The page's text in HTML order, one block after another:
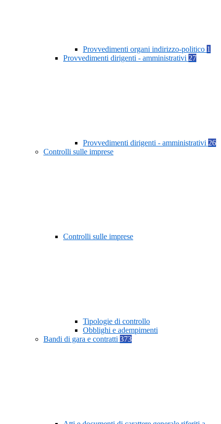
Provvedimenti organi indirizzo-politico 1
Provvedimenti dirigenti - amministrativi 27
Provvedimenti dirigenti - amministrativi 26
Controlli sulle imprese
Controlli sulle imprese
Tipologie di controllo
Obblighi e adempimenti
Bandi di gara e contratti 373